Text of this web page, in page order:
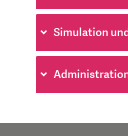
Simulation